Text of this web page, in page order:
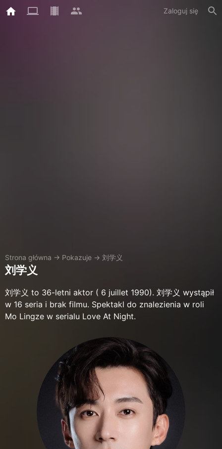
Zaloguj się
Strona główna → Pokazuje → 刘学义
刘学义
刘学义 to 36-letni aktor ( 6 juillet 1990). 刘学义 wystąpił
w 16 seria i brak filmu. Spektakl do znalezienia w roli
Mo Lingze w serialu Love At Night.